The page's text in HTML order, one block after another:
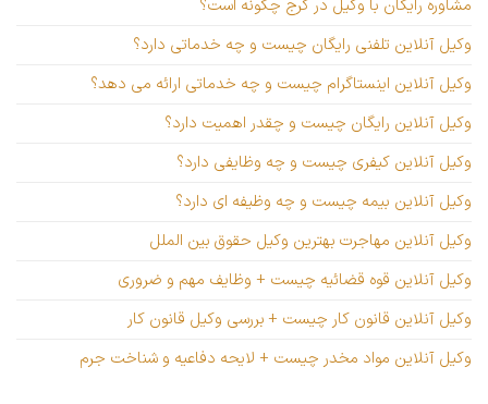
مشاوره رایگان با وکیل در کرج چگونه است؟
وکیل آنلاین تلفنی رایگان چیست و چه خدماتی دارد؟
وکیل آنلاین اینستاگرام چیست و چه خدماتی ارائه می دهد؟
وکیل آنلاین رایگان چیست و چقدر اهمیت دارد؟
وکیل آنلاین کیفری چیست و چه وظایفی دارد؟
وکیل آنلاین بیمه چیست و چه وظیفه ای دارد؟
وکیل آنلاین مهاجرت بهترین وکیل حقوق بین الملل
وکیل آنلاین قوه قضائیه چیست + وظایف مهم و ضروری
وکیل آنلاین قانون کار چیست + بررسی وکیل قانون کار
وکیل آنلاین مواد مخدر چیست + لایحه دفاعیه و شناخت جرم